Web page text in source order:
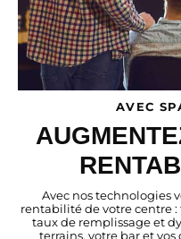
AVEC
Avec nos technologies
rentabilité de votre centre :
taux de remplissage et
terrains, votre bar et